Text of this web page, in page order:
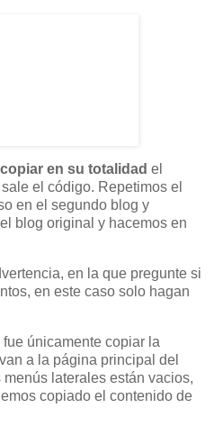
copiar en su totalidad el
el código. Repetimos el
en el segundo blog y
blog original y hacemos en
en la que pregunte si
en este caso solo hagan
únicamente copiar la
a la página principal del
laterales están vacios,
copiado el contenido de